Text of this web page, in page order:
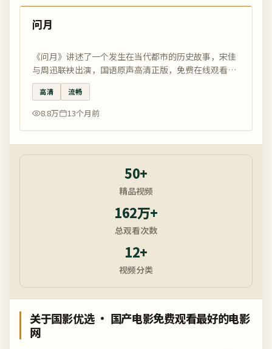
精选
问月
《问月》讲述了一个发生在当代都市的历史故事，宋佳
与周迅联袂出演，国语原声高清正版，免费在线观看，
国影优选编辑精选推荐。
高清 流畅
8.8万 13个月前
50+
精品视频
162万+
总观看次数
12+
视频分类
关于国影优选· 国产电影免费观看最好的电影
网